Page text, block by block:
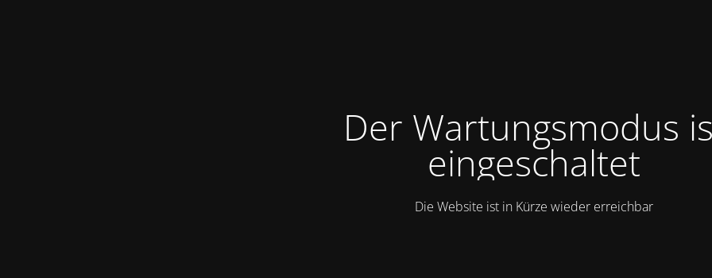
Der Wartungsmodus
eingeschaltet
Die Website ist in Kürze wieder erreichbar